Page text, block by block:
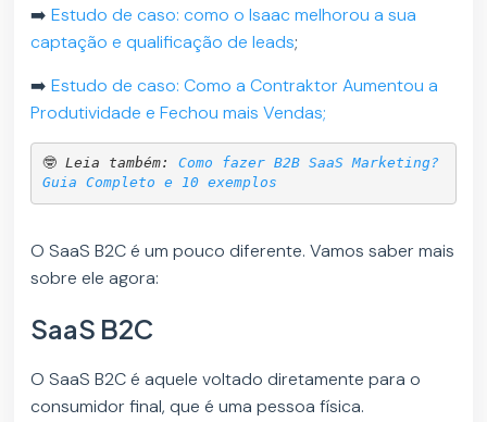
➡️Estudo de caso: como o Isaac melhorou a sua
captação e qualificação de leads;
➡️Estudo de caso: Como a Contraktor Aumentou a
Produtividade e Fechou mais Vendas;
🤓 Leia também: Como fazer B2B SaaS Marketing?
Guia Completo e 10 exemplos
O SaaS B2C é um pouco diferente. Vamos saber mais
sobre ele agora:
SaaS B2C
O SaaS B2C é aquele voltado diretamente para o
consumidor final, que é uma pessoa física.